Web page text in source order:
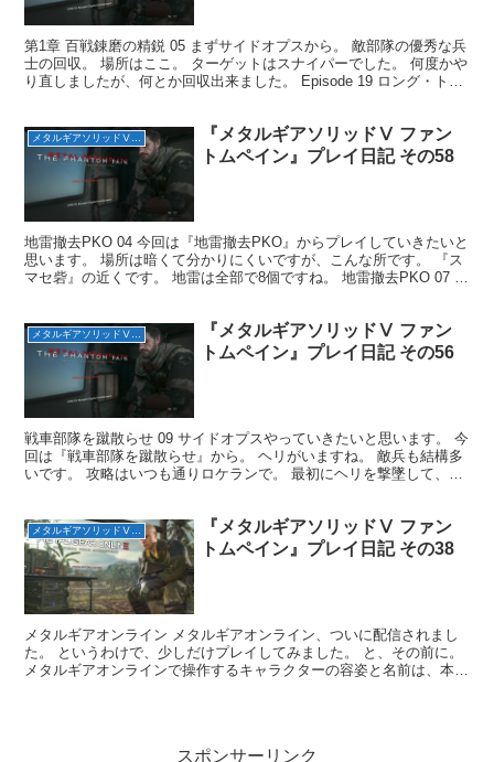
第1章 百戦錬磨の精鋭 05 まずサイドオプスから。 敵部隊の優秀な兵
士の回収。 場所はここ。 ターゲットはスナイパーでした。 何度かや
り直しましたが、何とか回収出来ました。 Episode 19 ロング・トレ
『メタルギアソリッドⅤ ファン
トムペイン』プレイ日記 その58
地雷撤去PKO 04 今回は『地雷撤去PKO』からプレイしていきたいと
思います。 場所は暗くて分かりにくいですが、こんな所です。 『ス
マセ砦』の近くです。 地雷は全部で8個ですね。 地雷撤去PKO 07 続
『メタルギアソリッドⅤ ファン
トムペイン』プレイ日記 その56
戦車部隊を蹴散らせ 09 サイドオプスやっていきたいと思います。 今
回は『戦車部隊を蹴散らせ』から。 ヘリがいますね。 敵兵も結構多
いです。 攻略はいつも通りロケランで。 最初にヘリを撃墜して、残
『メタルギアソリッドⅤ ファン
トムペイン』プレイ日記 その38
メタルギアオンライン メタルギアオンライン、ついに配信されまし
た。 というわけで、少しだけプレイしてみました。 と、その前に。
メタルギアオンラインで操作するキャラクターの容姿と名前は、本編
スポンサーリンク